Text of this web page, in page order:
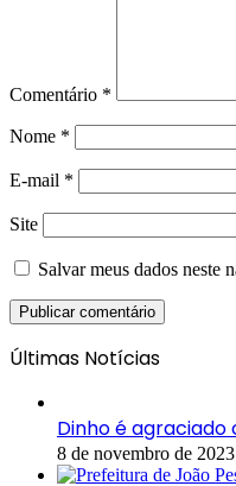
Comentário *
Nome *
E-mail *
Site
Salvar meus dados neste
Últimas Notícias
Dinho é agraciado
8 de novembro de 2023